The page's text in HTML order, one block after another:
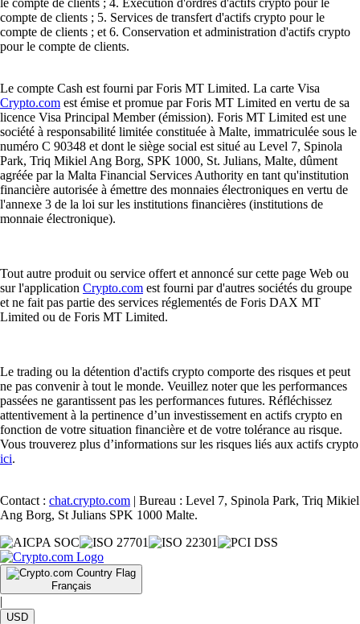
compte de clients ; 5. Services de transfert d'actifs crypto pour le
compte de clients ; et 6. Conservation et administration d'actifs crypto
pour le compte de clients.
Le compte Cash est fourni par Foris MT Limited. La carte Visa
Crypto.com est émise et promue par Foris MT Limited en vertu de sa
licence Visa Principal Member (émission). Foris MT Limited est une
société à responsabilité limitée constituée à Malte, immatriculée sous le
numéro C 90348 et dont le siège social est situé au Level 7, Spinola
Park, Triq Mikiel Ang Borg, SPK 1000, St. Julians, Malte, dûment
agréée par la Malta Financial Services Authority en tant qu'institution
financière autorisée à émettre des monnaies électroniques en vertu de
l'annexe 3 de la loi sur les institutions financières (institutions de
monnaie électronique).
Tout autre produit ou service offert et annoncé sur cette page Web ou
sur l'application Crypto.com est fourni par d'autres sociétés du groupe
et ne fait pas partie des services réglementés de Foris DAX MT
Limited ou de Foris MT Limited.
Le trading ou la détention d'actifs crypto comporte des risques et peut
ne pas convenir à tout le monde. Veuillez noter que les performances
passées ne garantissent pas les performances futures. Réfléchissez
attentivement à la pertinence d’un investissement en actifs crypto en
fonction de votre situation financière et de votre tolérance au risque.
Vous trouverez plus d’informations sur les risques liés aux actifs crypto
ici.
Contact : chat.crypto.com | Bureau : Level 7, Spinola Park, Triq Mikiel
Ang Borg, St Julians SPK 1000 Malte.
Français
|
USD